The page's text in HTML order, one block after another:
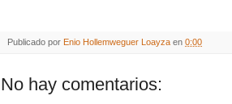
Publicado por Enio Hollemweguer Loayza en 0:00
No hay comentarios: